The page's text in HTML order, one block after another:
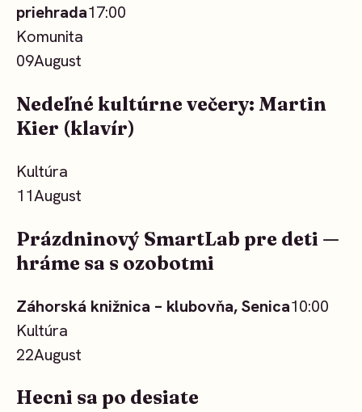
priehrada17:00
Komunita
09August
Nedeľné kultúrne večery: Martin
Kier (klavír)
Kultúra
11August
Prázdninový SmartLab pre deti —
hráme sa s ozobotmi
Záhorská knižnica – klubovňa, Senica10:00
Kultúra
22August
Hecni sa po desiate